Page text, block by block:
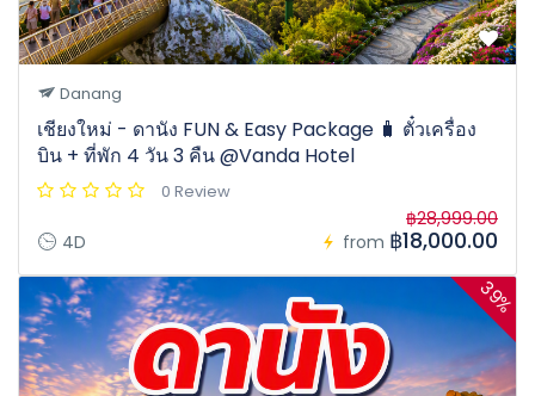
Danang
เชียงใหม่ - ดานัง FUN & Easy Package 🧳 ตั๋วเครื่อง
บิน + ที่พัก 4 วัน 3 คืน @Vanda Hotel
0 Review
4D from
฿28,999.00
฿18,000.00
39%